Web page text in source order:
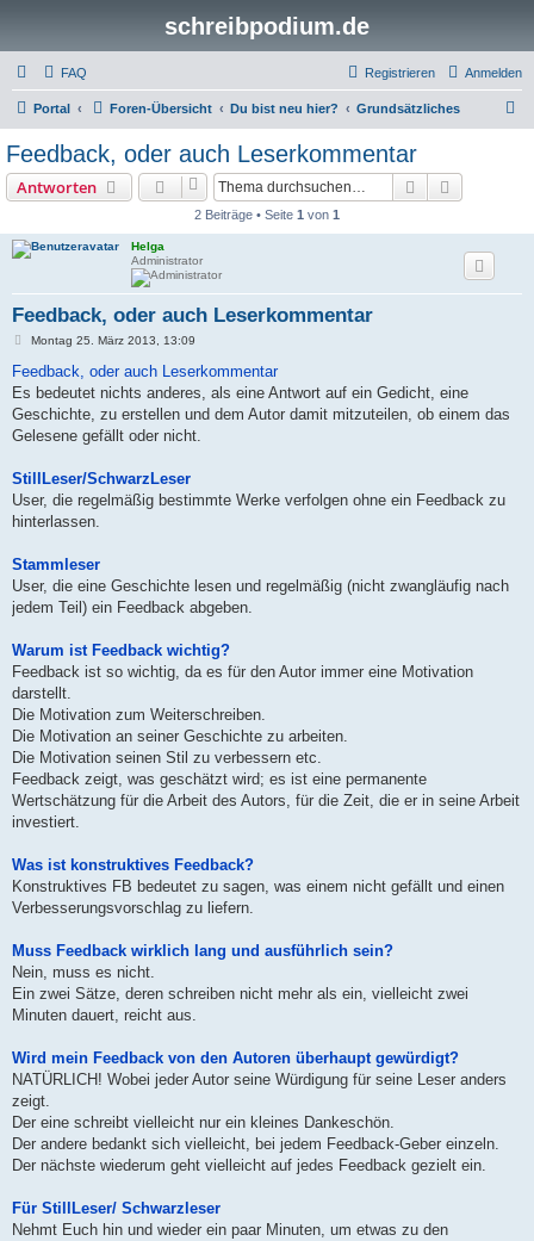
schreibpodium.de
FAQ Anmelden
Registrieren
Portal Foren-Übersicht Du bist neu hier? Grundsätzliches
Feedback, oder auch Leserkommentar
Antworten Suche
2 Beiträge • Seite 1 von 1
Helga
Administrator
Feedback, oder auch Leserkommentar
B
i
r
a
Montag 25. März 2013, 13:09
Feedback, oder auch Leserkommentar
Es bedeutet nichts anderes, als eine Antwort auf ein Gedicht, eine
Geschichte, zu erstellen und dem Autor damit mitzuteilen, ob einem das
Gelesene gefällt oder nicht.
StillLeser/SchwarzLeser
User, die regelmäßig bestimmte Werke verfolgen ohne ein Feedback zu
hinterlassen.
Stammleser
User, die eine Geschichte lesen und regelmäßig (nicht zwangläufig nach
jedem Teil) ein Feedback abgeben.
Warum ist Feedback wichtig?
Feedback ist so wichtig, da es für den Autor immer eine Motivation
darstellt.
Die Motivation zum Weiterschreiben.
Die Motivation an seiner Geschichte zu arbeiten.
Die Motivation seinen Stil zu verbessern etc.
Feedback zeigt, was geschätzt wird; es ist eine permanente
Wertschätzung für die Arbeit des Autors, für die Zeit, die er in seine Arbeit
investiert.
Was ist konstruktives Feedback?
Konstruktives FB bedeutet zu sagen, was einem nicht gefällt und einen
Verbesserungsvorschlag zu liefern.
Muss Feedback wirklich lang und ausführlich sein?
Nein, muss es nicht.
Ein zwei Sätze, deren schreiben nicht mehr als ein, vielleicht zwei
Minuten dauert, reicht aus.
Wird mein Feedback von den Autoren überhaupt gewürdigt?
NATÜRLICH! Wobei jeder Autor seine Würdigung für seine Leser anders
zeigt.
Der eine schreibt vielleicht nur ein kleines Dankeschön.
Der andere bedankt sich vielleicht, bei jedem Feedback-Geber einzeln.
Der nächste wiederum geht vielleicht auf jedes Feedback gezielt ein.
Für StillLeser/ Schwarzleser
Nehmt Euch hin und wieder ein paar Minuten, um etwas zu den